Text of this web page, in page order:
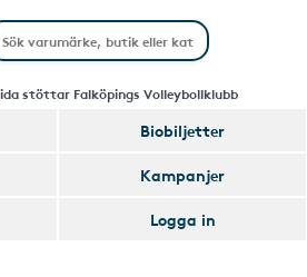
stöttar Falköpings Volleybollklubb
Biobiljetter
Kampanjer
Logga in